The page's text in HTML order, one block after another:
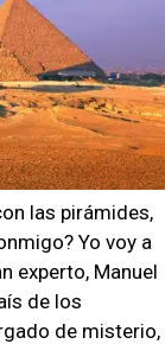
las pirámides,
Yo voy a
experto, Manuel
de los
de misterio,